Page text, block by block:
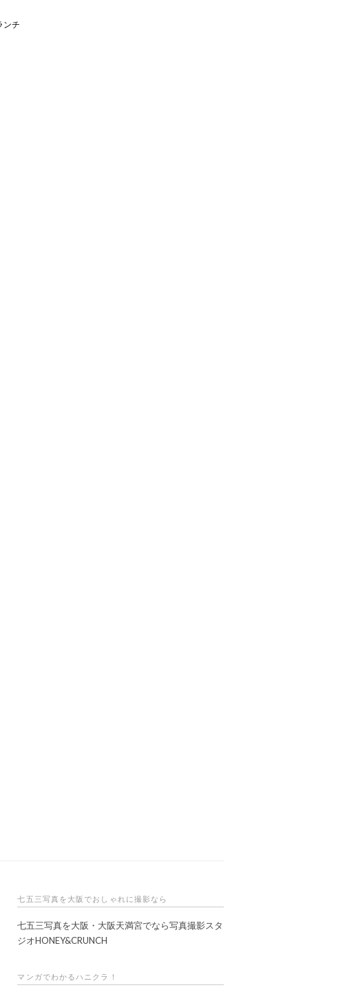
ンチ
七五三写真を大阪でおしゃれに撮影なら
七五三写真を大阪・大阪天満宮でなら写真撮影スタ
ジオHONEY&CRUNCH
マンガでわかるハニクラ！